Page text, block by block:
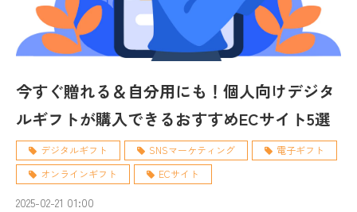
今すぐ贈れる＆自分用にも！個人向けデジタ
ルギフトが購入できるおすすめECサイト5選
デジタルギフト SNSマーケティング
電子ギフト
オンラインギフト
ECサイト
2025-02-21 01:00